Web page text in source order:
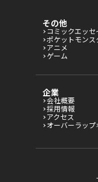
その他
コミックエッセ
ポケットモンス
アニメ
ゲーム
企業
会社概要
採用情報
アクセス
オーバーラップ